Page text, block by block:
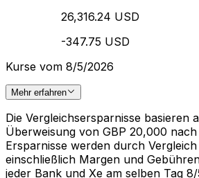
26,316.24 USD
-347.75 USD
Kurse vom 8/5/2026
Mehr erfahren
Die Vergleichsersparnisse basieren
Überweisung von GBP 20,000 nach
Ersparnisse werden durch
einschließlich Margen und
jeder Bank und Xe am selben Tag